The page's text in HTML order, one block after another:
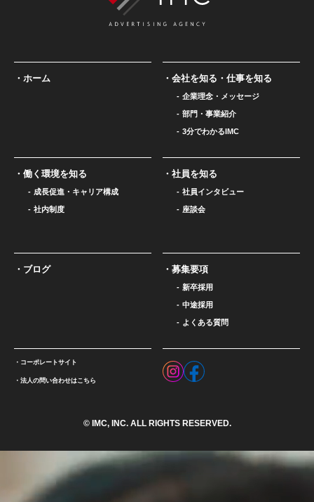
ホーム 会社を知る・仕事を知る
企業理念・メッセージ
部門・事業紹介
3分でわかるIMC
働く環境を知る
成長促進・キャリア構成
社内制度
社員を知る
社員インタビュー
座談会
ブログ 募集要項
新卒採用
中途採用
よくある質問
コーポレートサイト
法人の問い合わせはこちら
© IMC, INC. ALL RIGHTS RESERVED.